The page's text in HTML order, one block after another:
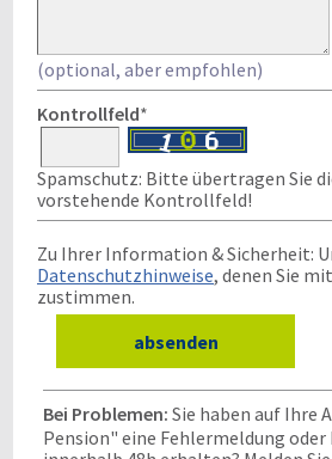
(optional, aber empfohlen)
Kontrollfeld*
Spamschutz: Bitte übertragen Sie
vorstehende Kontrollfeld!
Zu Ihrer Information & Sicherheit:
Datenschutzhinweise, denen Sie
zustimmen.
Bei Problemen: Sie haben auf Ihre
Pension" eine Fehlermeldung